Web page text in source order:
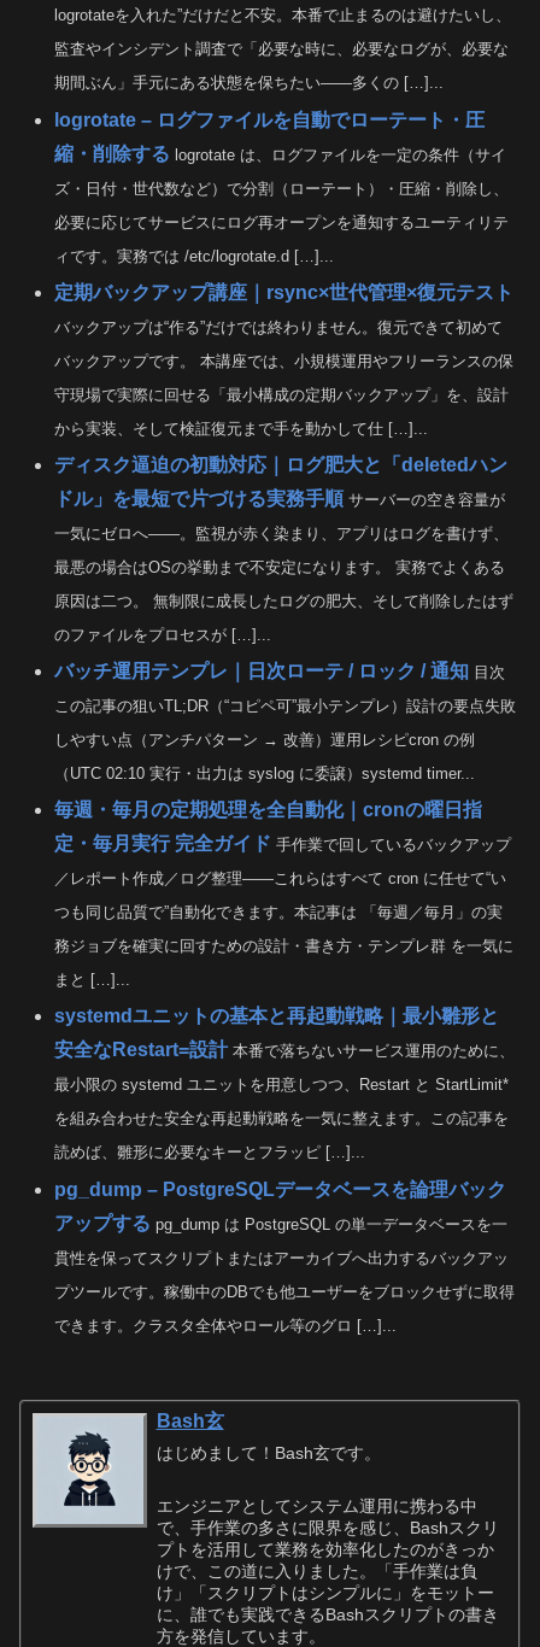
logrotateを入れた”だけだと不安。本番で止まるのは避けたいし、
監査やインシデント調査で「必要な時に、必要なログが、必要な
期間ぶん」手元にある状態を保ちたい——多くの […]...
logrotate – ログファイルを自動でローテート・圧
縮・削除する logrotate は、ログファイルを一定の条件（サイ
ズ・日付・世代数など）で分割（ローテート）・圧縮・削除し、
必要に応じてサービスにログ再オープンを通知するユーティリテ
ィです。実務では /etc/logrotate.d […]...
定期バックアップ講座｜rsync×世代管理×復元テスト
バックアップは“作る”だけでは終わりません。復元できて初めて
バックアップです。 本講座では、小規模運用やフリーランスの保
守現場で実際に回せる「最小構成の定期バックアップ」を、設計
から実装、そして検証復元まで手を動かして仕 […]...
ディスク逼迫の初動対応｜ログ肥大と「deletedハン
ドル」を最短で片づける実務手順 サーバーの空き容量が
一気にゼロへ――。監視が赤く染まり、アプリはログを書けず、
最悪の場合はOSの挙動まで不安定になります。 実務でよくある
原因は二つ。 無制限に成長したログの肥大、そして削除したはず
のファイルをプロセスが […]...
バッチ運用テンプレ｜日次ローテ / ロック / 通知 目次
この記事の狙いTL;DR（“コピペ可”最小テンプレ）設計の要点失敗
しやすい点（アンチパターン → 改善）運用レシピcron の例
（UTC 02:10 実行・出力は syslog に委譲）systemd timer...
毎週・毎月の定期処理を全自動化｜cronの曜日指
定・毎月実行 完全ガイド 手作業で回しているバックアップ
／レポート作成／ログ整理――これらはすべて cron に任せて“い
つも同じ品質で”自動化できます。本記事は 「毎週／毎月」の実
務ジョブを確実に回すための設計・書き方・テンプレ群 を一気に
まと […]...
systemdユニットの基本と再起動戦略｜最小雛形と
安全なRestart=設計 本番で落ちないサービス運用のために、
最小限の systemd ユニットを用意しつつ、Restart と StartLimit*
を組み合わせた安全な再起動戦略を一気に整えます。この記事を
読めば、雛形に必要なキーとフラッピ […]...
pg_dump – PostgreSQLデータベースを論理バック
アップする pg_dump は PostgreSQL の単一データベースを一
貫性を保ってスクリプトまたはアーカイブへ出力するバックアッ
プツールです。稼働中のDBでも他ユーザーをブロックせずに取得
できます。クラスタ全体やロール等のグロ […]...
Bash玄
はじめまして！Bash玄です。
エンジニアとしてシステム運用に携わる中
で、手作業の多さに限界を感じ、Bashスクリ
プトを活用して業務を効率化したのがきっか
けで、この道に入りました。「手作業は負
け」「スクリプトはシンプルに」をモットー
に、誰でも実践できるBashスクリプトの書き
方を発信しています。